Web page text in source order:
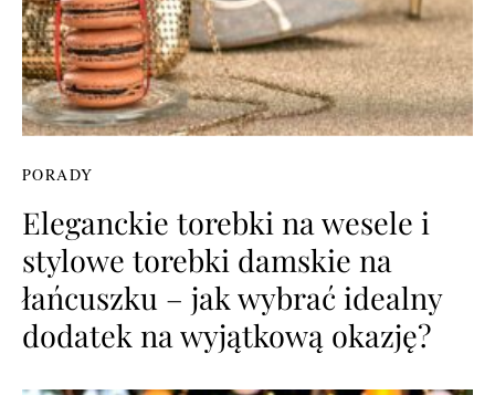
PORADY
Eleganckie torebki na wesele i
stylowe torebki damskie na
łańcuszku – jak wybrać idealny
dodatek na wyjątkową okazję?